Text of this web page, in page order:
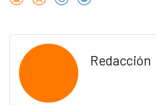
Redacción